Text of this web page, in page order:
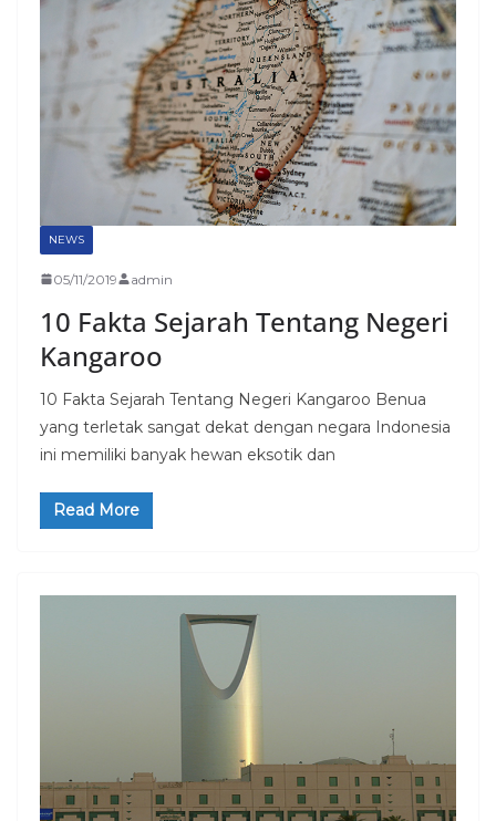
NEWS
05/11/2019 admin
10 Fakta Sejarah Tentang Negeri
Kangaroo
10 Fakta Sejarah Tentang Negeri Kangaroo Benua
yang terletak sangat dekat dengan negara Indonesia
ini memiliki banyak hewan eksotik dan
Read More